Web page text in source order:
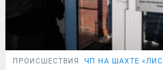
ПРОИСШЕСТВИЯ ЧП НА ШАХТЕ